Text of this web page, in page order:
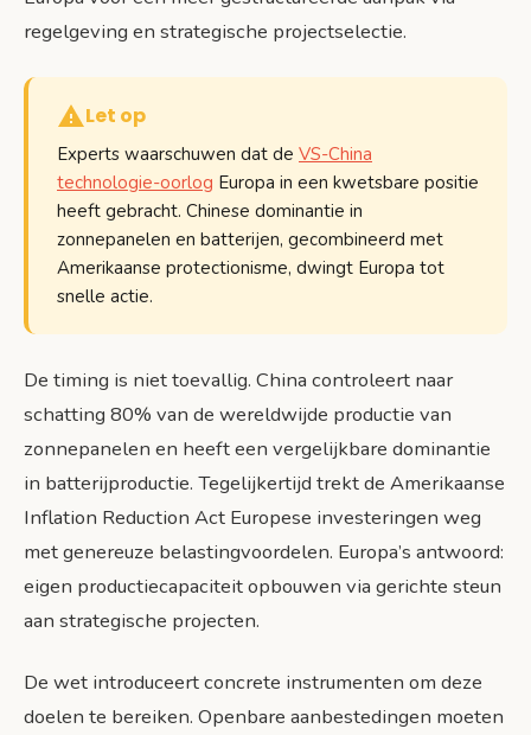
regelgeving en strategische projectselectie.
Let op
Experts waarschuwen dat de VS-China
technologie-oorlog Europa in een kwetsbare positie
heeft gebracht. Chinese dominantie in
zonnepanelen en batterijen, gecombineerd met
Amerikaanse protectionisme, dwingt Europa tot
snelle actie.
De timing is niet toevallig. China controleert naar
schatting 80% van de wereldwijde productie van
zonnepanelen en heeft een vergelijkbare dominantie
in batterijproductie. Tegelijkertijd trekt de Amerikaanse
Inflation Reduction Act Europese investeringen weg
met genereuze belastingvoordelen. Europa’s antwoord:
eigen productiecapaciteit opbouwen via gerichte steun
aan strategische projecten.
De wet introduceert concrete instrumenten om deze
doelen te bereiken. Openbare aanbestedingen moeten